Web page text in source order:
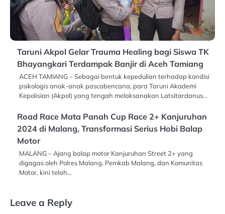
Taruni Akpol Gelar Trauma Healing bagi Siswa TK
Bhayangkari Terdampak Banjir di Aceh Tamiang
​ACEH TAMIANG – Sebagai bentuk kepedulian terhadap kondisi
psikologis anak-anak pascabencana, para Taruni Akademi
Kepolisian (Akpol) yang tengah melaksanakan Latsitardanus…
Road Race Mata Panah Cup Race 2+ Kanjuruhan
2024 di Malang, Transformasi Serius Hobi Balap
Motor
MALANG – Ajang balap motor Kanjuruhan Street 2+ yang
digagas oleh Polres Malang, Pemkab Malang, dan Komunitas
Motor, kini telah…
Leave a Reply